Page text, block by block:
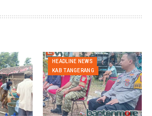
HEADLINE NEWS
KAB TANGERANG